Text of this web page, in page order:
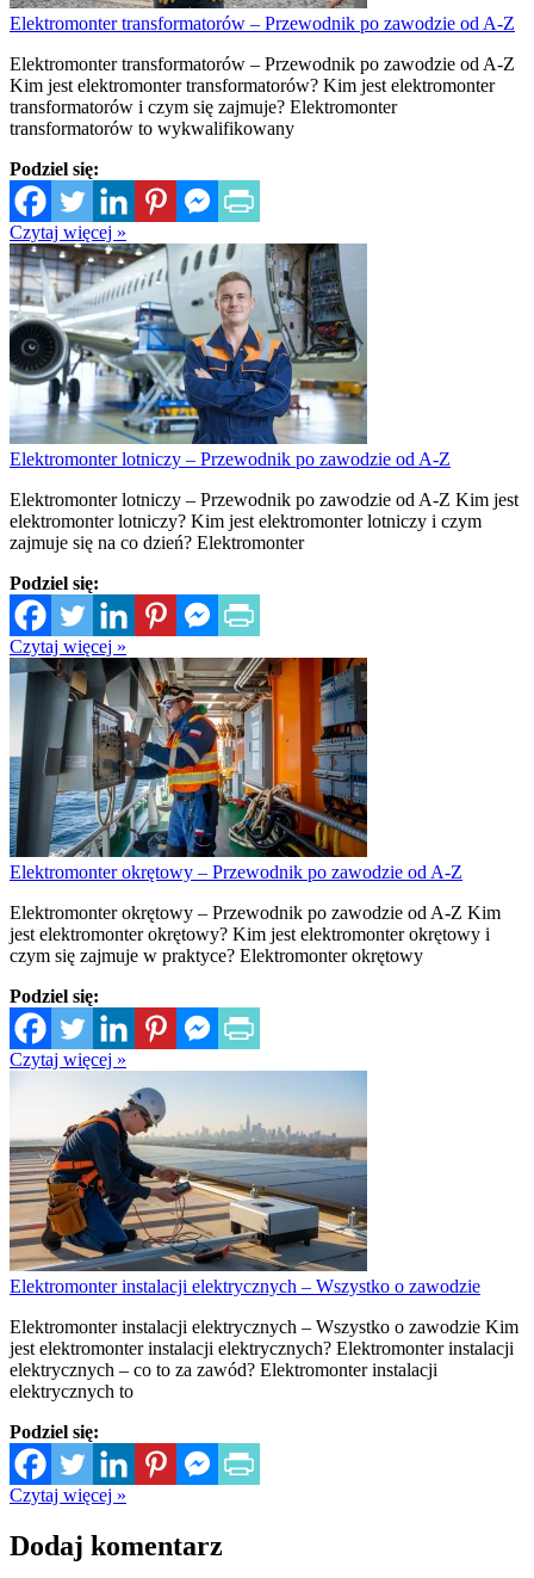
Elektromonter transformatorów – Przewodnik po zawodzie od A-Z
Elektromonter transformatorów – Przewodnik po zawodzie od A-Z
Kim jest elektromonter transformatorów? Kim jest elektromonter
transformatorów i czym się zajmuje? Elektromonter
transformatorów to wykwalifikowany
Podziel się:
Czytaj więcej »
Elektromonter lotniczy – Przewodnik po zawodzie od A-Z
Elektromonter lotniczy – Przewodnik po zawodzie od A-Z Kim jest
elektromonter lotniczy? Kim jest elektromonter lotniczy i czym
zajmuje się na co dzień? Elektromonter
Podziel się:
Czytaj więcej »
Elektromonter okrętowy – Przewodnik po zawodzie od A-Z
Elektromonter okrętowy – Przewodnik po zawodzie od A-Z Kim
jest elektromonter okrętowy? Kim jest elektromonter okrętowy i
czym się zajmuje w praktyce? Elektromonter okrętowy
Podziel się:
Czytaj więcej »
Elektromonter instalacji elektrycznych – Wszystko o zawodzie
Elektromonter instalacji elektrycznych – Wszystko o zawodzie Kim
jest elektromonter instalacji elektrycznych? Elektromonter instalacji
elektrycznych – co to za zawód? Elektromonter instalacji
elektrycznych to
Podziel się:
Czytaj więcej »
Dodaj komentarz